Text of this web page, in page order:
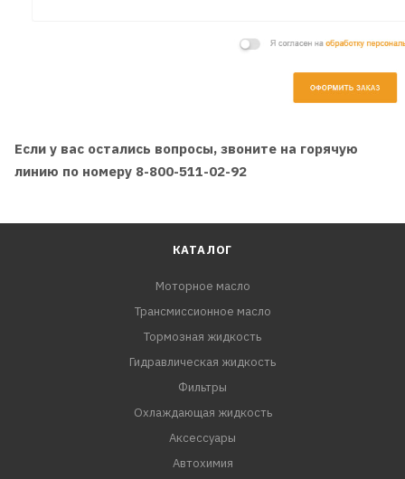
Если у вас остались вопросы, звоните на горячую
линию по номеру 8-800-511-02-92
КАТАЛОГ
Моторное масло
Трансмиссионное масло
Тормозная жидкость
Гидравлическая жидкость
Фильтры
Охлаждающая жидкость
Аксессуары
Автохимия